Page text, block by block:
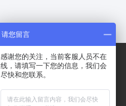
请您留言
感谢您的关注，当前客服人员不在
线，请填写一下您的信息，我们会
尽快和您联系。